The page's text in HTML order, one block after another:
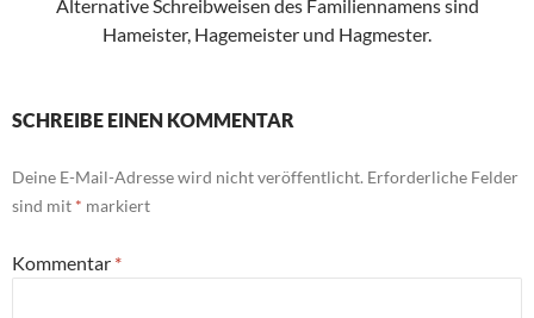
Alternative Schreibweisen des Familiennamens sind
Hameister, Hagemeister und Hagmester.
SCHREIBE EINEN KOMMENTAR
Deine E-Mail-Adresse wird nicht veröffentlicht. Erforderliche Felder
sind mit * markiert
Kommentar *